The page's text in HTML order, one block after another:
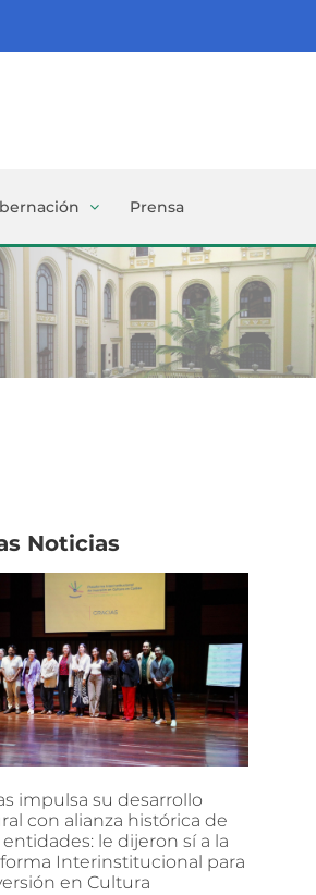
Prensa
Noticias
impulsa su desarrollo
con alianza histórica de
entidades: le dijeron sí a la
Interinstitucional para
en Cultura